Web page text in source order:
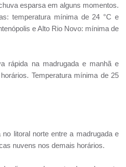
esparsa em alguns momentos.
temperatura mínima de 24 °C e
e Alto Rio Novo: mínima de
rápida na madrugada e manhã e
Temperatura mínima de 25
litoral norte entre a madrugada e
nuvens nos demais horários.